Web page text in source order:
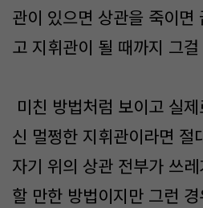
관이 있으면 상관을 죽이면
고 지휘관이 될 때까지 그
미친 방법처럼 보이고 실
신 멀쩡한 지휘관이라면 절
자기 위의 상관 전부가 쓰
할 만한 방법이지만 그런